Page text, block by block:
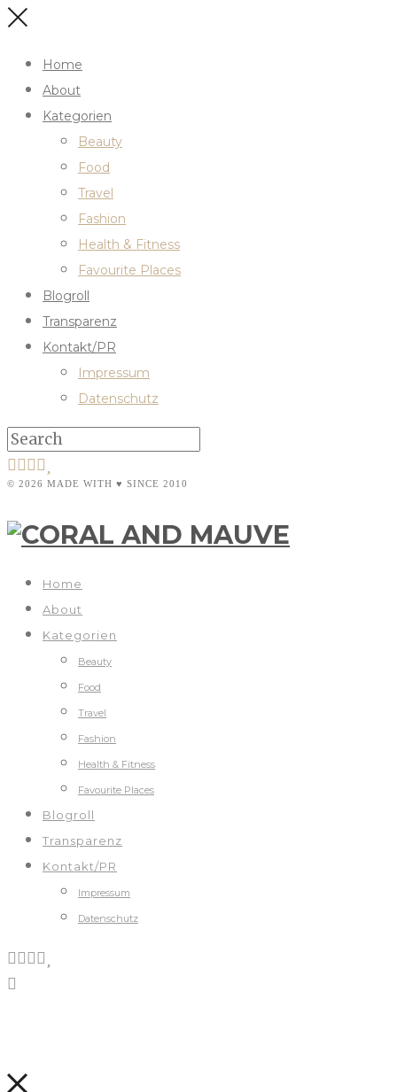
Home
About
Kategorien
Beauty
Food
Travel
Fashion
Health & Fitness
Favourite Places
Blogroll
Transparenz
Kontakt/PR
Impressum
Datenschutz
© 2026 MADE WITH ♥ SINCE 2010
Home
About
Kategorien
Beauty
Food
Travel
Fashion
Health & Fitness
Favourite Places
Blogroll
Transparenz
Kontakt/PR
Impressum
Datenschutz